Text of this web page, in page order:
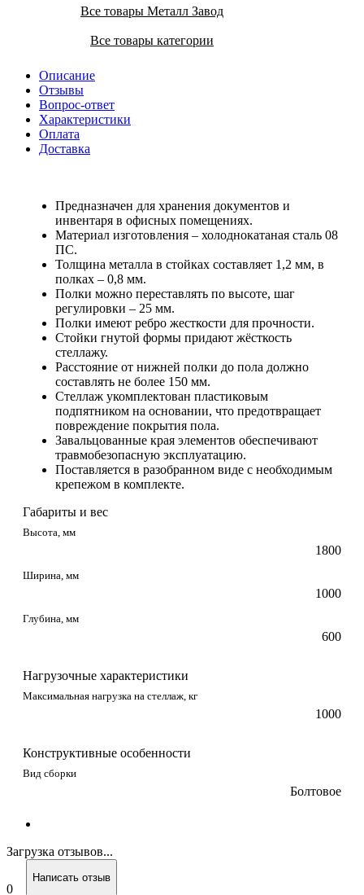
Все товары Металл Завод
Все товары категории
Описание
Отзывы
Вопрос-ответ
Характеристики
Оплата
Доставка
Предназначен для хранения документов и
инвентаря в офисных помещениях.
Материал изготовления – холоднокатаная сталь 08
ПС.
Толщина металла в стойках составляет 1,2 мм, в
полках – 0,8 мм.
Полки можно переставлять по высоте, шаг
регулировки – 25 мм.
Полки имеют ребро жесткости для прочности.
Стойки гнутой формы придают жёсткость
стеллажу.
Расстояние от нижней полки до пола должно
составлять не более 150 мм.
Стеллаж укомплектован пластиковым
подпятником на основании, что предотвращает
повреждение покрытия пола.
Завальцованные края элементов обеспечивают
травмобезопасную эксплуатацию.
Поставляется в разобранном виде с необходимым
крепежом в комплекте.
Габариты и вес
Высота, мм
1800
Ширина, мм
1000
Глубина, мм
600
Нагрузочные характеристики
Максимальная нагрузка на стеллаж, кг
1000
Конструктивные особенности
Вид сборки
Болтовое
Загрузка отзывов...
0
Написать отзыв